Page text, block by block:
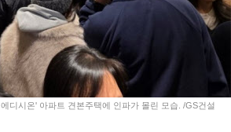
디시온' 아파트 견본주택에 인파가 몰린 모습. /GS건설